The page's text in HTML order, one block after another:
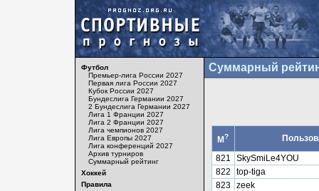
Футбол
Премьер-лига России 2027
Первая лига России 2027
Кубок России 2027
Бундеслига Германии 2027
2 Бундеслига Германии 2027
Лига 1 Франции 2027
Лига 2 Франции 2027
Лига чемпионов 2027
Лига Европы 2027
Лига конференций 2027
Архив турниров
Суммарный рейтинг
Хоккей
Правила
Суммарный
М?
821
SkySmiLe4YOU
822
top-tiga
823 zeek